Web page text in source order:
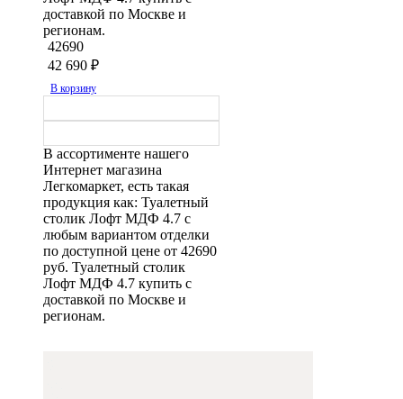
доставкой по Москве и
регионам.
42690
42 690 ₽
В корзину
В ассортименте нашего
Интернет магазина
Легкомаркет, есть такая
продукция как: Туалетный
столик Лофт МДФ 4.7 с
любым вариантом отделки
по доступной цене от 42690
руб. Туалетный столик
Лофт МДФ 4.7 купить с
доставкой по Москве и
регионам.